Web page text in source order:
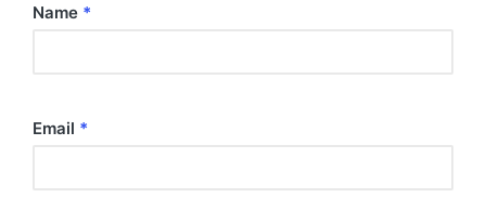
Name *
Email *